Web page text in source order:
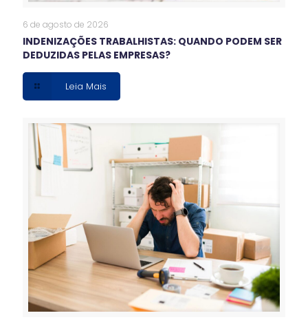
6 de agosto de 2026
INDENIZAÇÕES TRABALHISTAS: QUANDO PODEM SER
DEDUZIDAS PELAS EMPRESAS?
Leia Mais